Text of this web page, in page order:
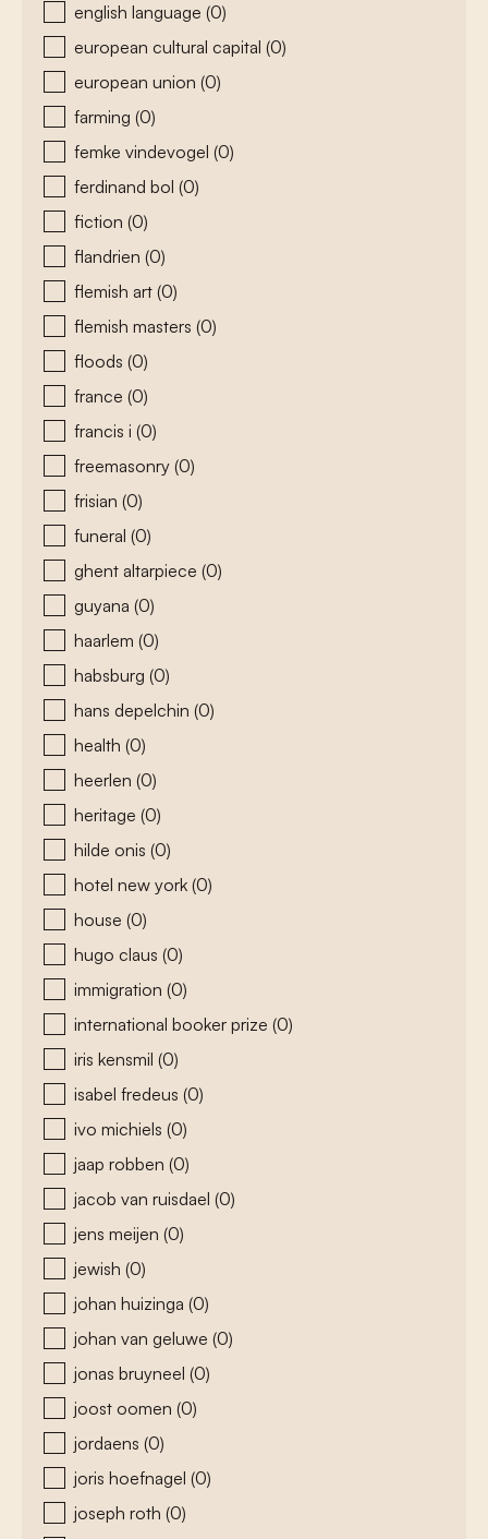
english language (0)
european cultural capital (0)
european union (0)
farming (0)
femke vindevogel (0)
ferdinand bol (0)
fiction (0)
flandrien (0)
flemish art (0)
flemish masters (0)
floods (0)
france (0)
francis i (0)
freemasonry (0)
frisian (0)
funeral (0)
ghent altarpiece (0)
guyana (0)
haarlem (0)
habsburg (0)
hans depelchin (0)
health (0)
heerlen (0)
heritage (0)
hilde onis (0)
hotel new york (0)
house (0)
hugo claus (0)
immigration (0)
international booker prize (0)
iris kensmil (0)
isabel fredeus (0)
ivo michiels (0)
jaap robben (0)
jacob van ruisdael (0)
jens meijen (0)
jewish (0)
johan huizinga (0)
johan van geluwe (0)
jonas bruyneel (0)
joost oomen (0)
jordaens (0)
joris hoefnagel (0)
joseph roth (0)